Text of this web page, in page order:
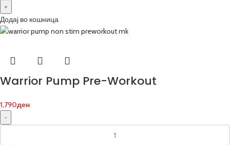
Додај во кошница
Warrior Pump Pre-Workout
1,790ден